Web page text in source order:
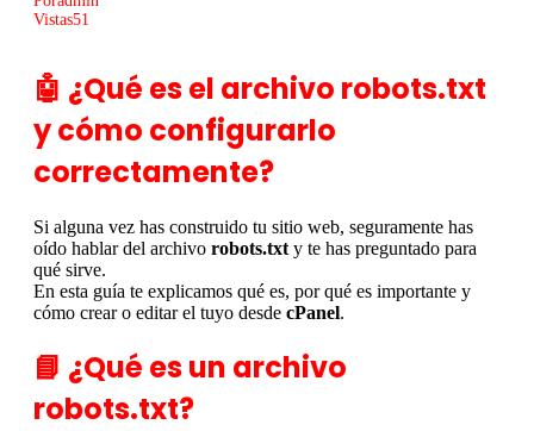
Vistas51
🤖 ¿Qué es el archivo robots.txt
y cómo configurarlo
correctamente?
Si alguna vez has construido tu sitio web, seguramente has
oído hablar del archivo robots.txt y te has preguntado para
qué sirve.
En esta guía te explicamos qué es, por qué es importante y
cómo crear o editar el tuyo desde cPanel.
📘 ¿Qué es un archivo
robots.txt?